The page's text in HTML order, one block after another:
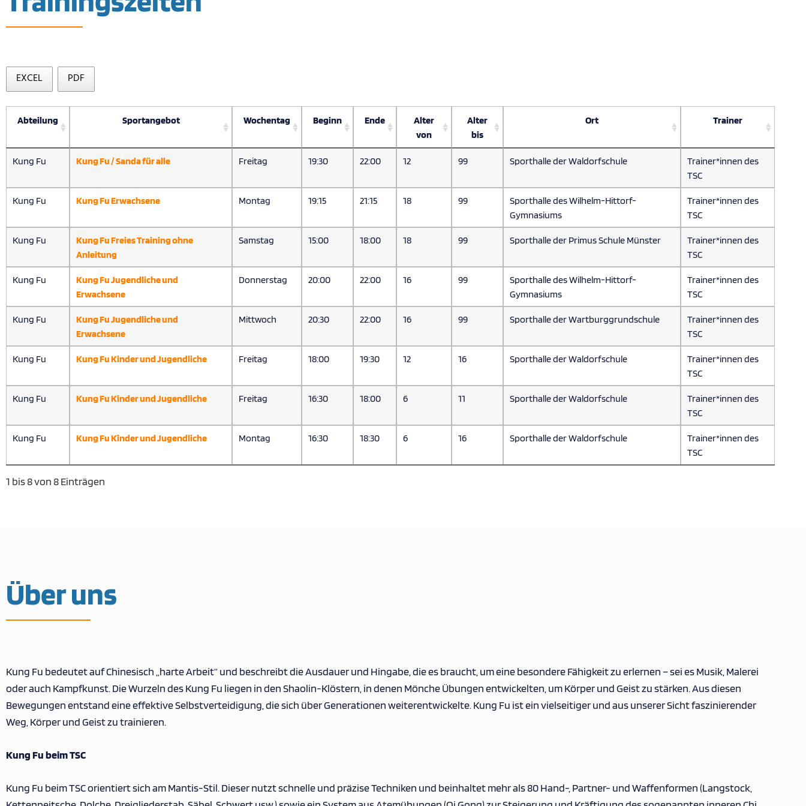
EXCEL PDF
Abteilung Sportangebot Wochentag Beginn Ende
Alter
von
Alter
bis
Ort Trainer
Kung Fu Kung Fu / Sanda für alle Freitag 19:30 22:00 12 99 Sporthalle der Waldorfschule
Trainer*innen des
TSC
Kung Fu Kung Fu Erwachsene Montag 19:15 21:15 18 99
Sporthalle des Wilhelm-Hittorf-
Gymnasiums
Trainer*innen des
TSC
Kung Fu
Kung Fu Freies Training ohne
Anleitung
Samstag 15:00 18:00 18 99 Sporthalle der Primus Schule Münster
Trainer*innen des
TSC
Kung Fu
Kung Fu Jugendliche und
Erwachsene
Donnerstag 20:00 22:00 16 99
Sporthalle des Wilhelm-Hittorf-
Gymnasiums
Trainer*innen des
TSC
Kung Fu
Kung Fu Jugendliche und
Erwachsene
Mittwoch 20:30 22:00 16 99 Sporthalle der Wartburggrundschule
Trainer*innen des
TSC
Kung Fu Kung Fu Kinder und Jugendliche Freitag 18:00 19:30 12 16 Sporthalle der Waldorfschule
Trainer*innen des
TSC
Kung Fu Kung Fu Kinder und Jugendliche Freitag 16:30 18:00 6 11 Sporthalle der Waldorfschule
Trainer*innen des
TSC
Kung Fu Kung Fu Kinder und Jugendliche Montag 16:30 18:30 6 16 Sporthalle der Waldorfschule
Trainer*innen des
TSC
1 bis 8 von 8 Einträgen
Über uns
Kung Fu bedeutet auf Chinesisch „harte Arbeit“ und beschreibt die Ausdauer und Hingabe, die es braucht, um eine besondere Fähigkeit zu erlernen – sei es Musik, Malerei
oder auch Kampfkunst. Die Wurzeln des Kung Fu liegen in den Shaolin-Klöstern, in denen Mönche Übungen entwickelten, um Körper und Geist zu stärken. Aus diesen
Bewegungen entstand eine effektive Selbstverteidigung, die sich über Generationen weiterentwickelte. Kung Fu ist ein vielseitiger und aus unserer Sicht faszinierender
Weg, Körper und Geist zu trainieren.
Kung Fu beim TSC
Kung Fu beim TSC orientiert sich am Mantis-Stil. Dieser nutzt schnelle und präzise Techniken und beinhaltet mehr als 80 Hand-, Partner- und Waffenformen (Langstock,